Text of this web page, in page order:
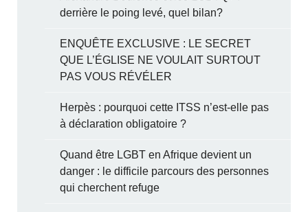
derrière le poing levé, quel bilan?
ENQUÊTE EXCLUSIVE : LE SECRET
QUE L’ÉGLISE NE VOULAIT SURTOUT
PAS VOUS RÉVÉLER
Herpès : pourquoi cette ITSS n’est-elle pas
à déclaration obligatoire ?
Quand être LGBT en Afrique devient un
danger : le difficile parcours des personnes
qui cherchent refuge